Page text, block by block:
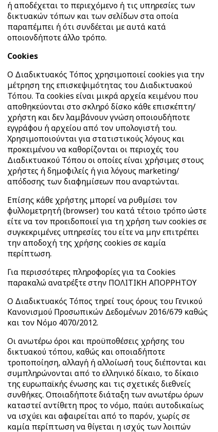
ή αποδέχεται το περιεχόμενο ή τις υπηρεσίες των
δικτυακών τόπων και των σελίδων στα οποία
παραπέμπει ή ότι συνδέεται με αυτά κατά
οποιονδήποτε άλλο τρόπο.
Cookies
Ο Διαδικτυακός Τόπος χρησιμοποιεί cookies για την
μέτρηση της επισκεψιμότητας του Διαδικτυακού
Τόπου. Τα cookies είναι μικρά αρχεία κειμένου που
αποθηκεύονται στο σκληρό δίσκο κάθε επισκέπτη/
χρήστη και δεν λαμβάνουν γνώση οποιουδήποτε
εγγράφου ή αρχείου από τον υπολογιστή του.
Χρησιμοποιούνται για στατιστικούς λόγους και
προκειμένου να καθορίζονται οι περιοχές του
Διαδικτυακού Τόπου οι οποίες είναι χρήσιμες στους
χρήστες ή δημοφιλείς ή για λόγους marketing/
απόδοσης των διαφημίσεων που αναρτώνται.
Επίσης κάθε χρήστης μπορεί να ρυθμίσει τον
φυλλομετρητή (browser) του κατά τέτοιο τρόπο ώστε
είτε να τον προειδοποιεί για τη χρήση των cookies σε
συγκεκριμένες υπηρεσίες του είτε να μην επιτρέπει
την αποδοχή της χρήσης cookies σε καμία
περίπτωση.
Για περισσότερες πληροφορίες για τα Cookies
παρακαλώ ανατρέξτε στην ΠΟΛΙΤΙΚΗ ΑΠΟΡΡΗΤΟΥ
Ο Διαδικτυακός Τόπος τηρεί τους όρους του Γενικού
Κανονισμού Προσωπικών Δεδομένων 2016/679 καθώς
και τον Νόμο 4070/2012.
Οι ανωτέρω όροι και προϋποθέσεις χρήσης του
δικτυακού τόπου, καθώς και οποιαδήποτε
τροποποίηση, αλλαγή ή αλλοίωσή τους διέπονται και
συμπληρώνονται από το ελληνικό δίκαιο, το δίκαιο
της ευρωπαϊκής ένωσης και τις σχετικές διεθνείς
συνθήκες. Οποιαδήποτε διάταξη των ανωτέρω όρων
καταστεί αντίθετη προς το νόμο, παύει αυτοδικαίως
να ισχύει και αφαιρείται από το παρόν, χωρίς σε
καμία περίπτωση να θίγεται η ισχύς των λοιπών